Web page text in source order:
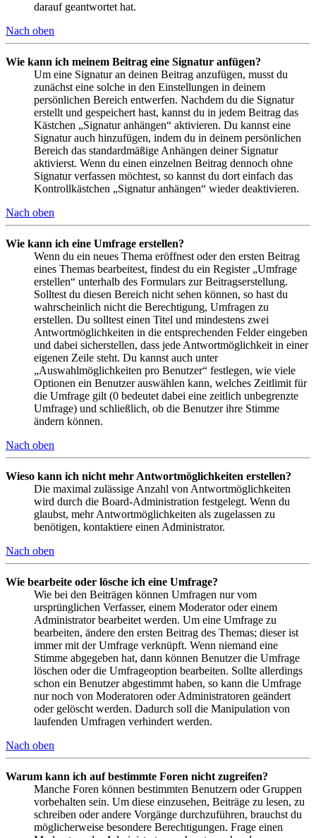
darauf geantwortet hat.
Nach oben
Wie kann ich meinem Beitrag eine Signatur anfügen?
Um eine Signatur an deinen Beitrag anzufügen, musst du
zunächst eine solche in den Einstellungen in deinem
persönlichen Bereich entwerfen. Nachdem du die Signatur
erstellt und gespeichert hast, kannst du in jedem Beitrag das
Kästchen „Signatur anhängen“ aktivieren. Du kannst eine
Signatur auch hinzufügen, indem du in deinem persönlichen
Bereich das standardmäßige Anhängen deiner Signatur
aktivierst. Wenn du einen einzelnen Beitrag dennoch ohne
Signatur verfassen möchtest, so kannst du dort einfach das
Kontrollkästchen „Signatur anhängen“ wieder deaktivieren.
Nach oben
Wie kann ich eine Umfrage erstellen?
Wenn du ein neues Thema eröffnest oder den ersten Beitrag
eines Themas bearbeitest, findest du ein Register „Umfrage
erstellen“ unterhalb des Formulars zur Beitragserstellung.
Solltest du diesen Bereich nicht sehen können, so hast du
wahrscheinlich nicht die Berechtigung, Umfragen zu
erstellen. Du solltest einen Titel und mindestens zwei
Antwortmöglichkeiten in die entsprechenden Felder eingeben
und dabei sicherstellen, dass jede Antwortmöglichkeit in einer
eigenen Zeile steht. Du kannst auch unter
„Auswahlmöglichkeiten pro Benutzer“ festlegen, wie viele
Optionen ein Benutzer auswählen kann, welches Zeitlimit für
die Umfrage gilt (0 bedeutet dabei eine zeitlich unbegrenzte
Umfrage) und schließlich, ob die Benutzer ihre Stimme
ändern können.
Nach oben
Wieso kann ich nicht mehr Antwortmöglichkeiten erstellen?
Die maximal zulässige Anzahl von Antwortmöglichkeiten
wird durch die Board-Administration festgelegt. Wenn du
glaubst, mehr Antwortmöglichkeiten als zugelassen zu
benötigen, kontaktiere einen Administrator.
Nach oben
Wie bearbeite oder lösche ich eine Umfrage?
Wie bei den Beiträgen können Umfragen nur vom
ursprünglichen Verfasser, einem Moderator oder einem
Administrator bearbeitet werden. Um eine Umfrage zu
bearbeiten, ändere den ersten Beitrag des Themas; dieser ist
immer mit der Umfrage verknüpft. Wenn niemand eine
Stimme abgegeben hat, dann können Benutzer die Umfrage
löschen oder die Umfrageoption bearbeiten. Sollte allerdings
schon ein Benutzer abgestimmt haben, so kann die Umfrage
nur noch von Moderatoren oder Administratoren geändert
oder gelöscht werden. Dadurch soll die Manipulation von
laufenden Umfragen verhindert werden.
Nach oben
Warum kann ich auf bestimmte Foren nicht zugreifen?
Manche Foren können bestimmten Benutzern oder Gruppen
vorbehalten sein. Um diese einzusehen, Beiträge zu lesen, zu
schreiben oder andere Vorgänge durchzuführen, brauchst du
möglicherweise besondere Berechtigungen. Frage einen